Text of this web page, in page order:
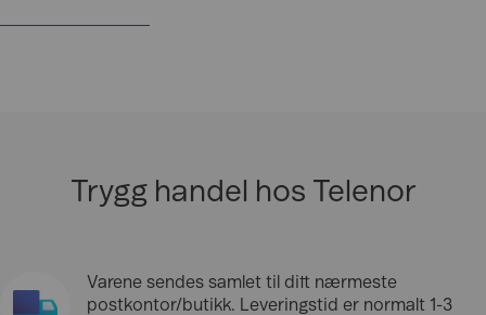
Trygg handel hos Telenor
Varene sendes samlet til ditt nærmeste
postkontor/butikk. Leveringstid er normalt 1-3